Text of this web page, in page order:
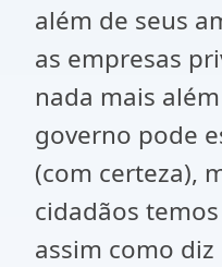
além de seus
as empresas
nada mais
governo pode
(com certeza),
cidadãos
assim como diz